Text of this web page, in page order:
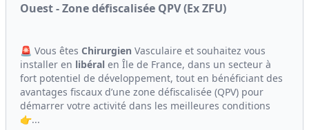
Ouest - Zone défiscalisée QPV (Ex ZFU)
🚨 Vous êtes Chirurgien Vasculaire et souhaitez vous
installer en libéral en Île de France, dans un secteur à
fort potentiel de développement, tout en bénéficiant des
avantages fiscaux d’une zone défiscalisée (QPV) pour
démarrer votre activité dans les meilleures conditions
👉...